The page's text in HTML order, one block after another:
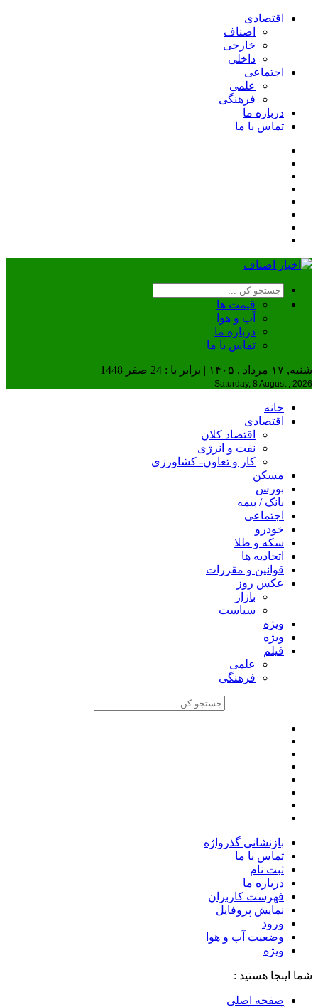
اقتصادی
اصناف
خارجی
داخلی
اجتماعی
علمی
فرهنگی
درباره ما
تماس با ما
قیمت ها
آب و هوا
درباره ما
تماس با ما
شنبه, ۱۷ مرداد , ۱۴۰۵ | برابر با : 24 صفر 1448
Saturday, 8 August , 2026
خانه
اقتصادی
اقتصاد کلان
نفت و انرژی
کار و تعاون- کشاورزی
مسکن
بورس
بانک / بیمه
اجتماعی
خودرو
سکه و طلا
اتحادیه ها
قوانین و مقررات
عکس روز
بازار
سیاست
ویژه
ویژه
فیلم
علمی
فرهنگی
بازنشانی گذرواژه
تماس با ما
ثبت نام
درباره ما
فهرست کاربران
نمایش پروفایل
ورود
وضعیت آب و هوا
ویژه
شما اینجا هستید :
صفحه اصلی